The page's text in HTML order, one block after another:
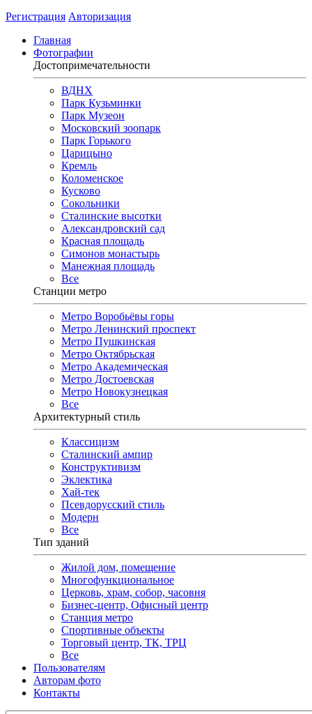
Регистрация Авторизация
Главная
Фотографии
Достопримечательности
ВДНХ
Парк Кузьминки
Парк Музеон
Московский зоопарк
Парк Горького
Царицыно
Кремль
Коломенское
Кусково
Сокольники
Сталинские высотки
Александровский сад
Красная площадь
Симонов монастырь
Манежная площадь
Все
Станции метро
Метро Воробьёвы горы
Метро Ленинский проспект
Метро Пушкинская
Метро Октябрьская
Метро Академическая
Метро Достоевская
Метро Новокузнецкая
Все
Архитектурный стиль
Классицизм
Сталинский ампир
Конструктивизм
Эклектика
Хай-тек
Псевдорусский стиль
Модерн
Все
Тип зданий
Жилой дом, помещение
Многофункциональное
Церковь, храм, собор, часовня
Бизнес-центр, Офисный центр
Станция метро
Спортивные объекты
Торговый центр, ТК, ТРЦ
Все
Пользователям
Авторам фото
Контакты